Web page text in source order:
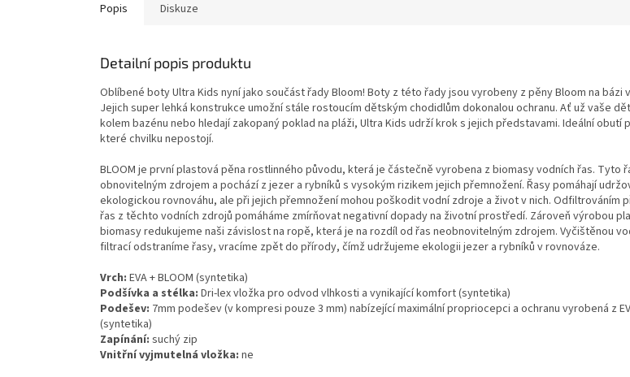
Popis Diskuze
Detailní popis produktu
Oblíbené boty Ultra Kids nyní jako součást řady Bloom! Boty z této řady jsou vyrobeny z pěny Bloom na bázi
Jejich super lehká konstrukce umožní stále rostoucím dětským chodidlům dokonalou ochranu. Ať už vaše
kolem bazénu nebo hledají zakopaný poklad na pláži, Ultra Kids udrží krok s jejich představami. Ideální obutí
které chvilku nepostojí.
BLOOM je první plastová pěna rostlinného původu, která je částečně vyrobena z biomasy vodních řas. Tyto
obnovitelným zdrojem a pochází z jezer a rybníků s vysokým rizikem jejich přemnožení. Řasy pomáhají
ekologickou rovnováhu, ale při jejich přemnožení mohou poškodit vodní zdroje a život v nich. Odfiltrováním
řas z těchto vodních zdrojů pomáháme zmírňovat negativní dopady na životní prostředí. Zároveň výrobou
biomasy redukujeme naši závislost na ropě, která je na rozdíl od řas neobnovitelným zdrojem. Vyčištěnou
filtrací odstraníme řasy, vracíme zpět do přírody, čímž udržujeme ekologii jezer a rybníků v rovnováze.
Vrch: EVA + BLOOM (syntetika)
Podšívka a stélka: Dri-lex vložka pro odvod vlhkosti a vynikající komfort (syntetika)
Podešev: 7mm podešev (v kompresi pouze 3 mm) nabízející maximální propriocepci a ochranu vyrobená z
(syntetika)
Zapínání: suchý zip
Vnitřní vyjmutelná vložka: ne